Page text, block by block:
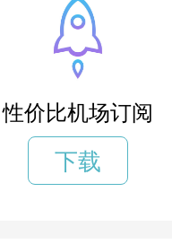
性价比机场订阅
下载